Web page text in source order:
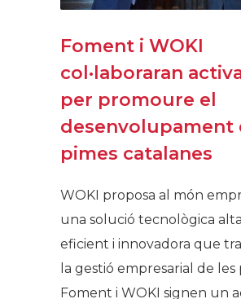
Foment i WOKI
col·laboraran
per promoure el
desenvolupament
pimes catalanes
WOKI proposa al món
una solució tecnològica
eficient i innovadora que
la gestió empresarial de les
Foment i WOKI signen un